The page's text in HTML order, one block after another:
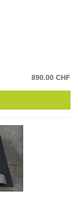
890.00 CHF